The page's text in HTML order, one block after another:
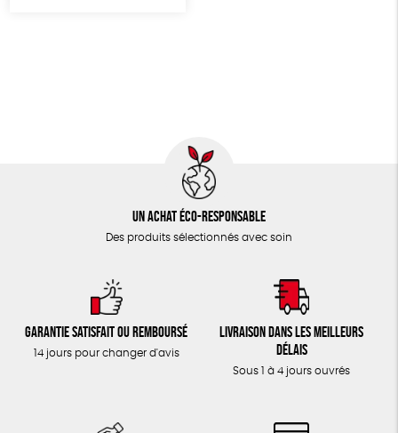
Un achat éco-responsable
Des produits sélectionnés avec soin
Garantie satisfait ou remboursé
14 jours pour changer d'avis
Livraison dans les meilleurs
délais
Sous 1 à 4 jours ouvrés